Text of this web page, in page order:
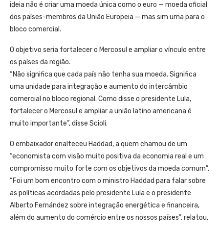
ideia não é criar uma moeda única como o euro — moeda oficial
dos países-membros da União Europeia — mas sim uma para o
bloco comercial.
O objetivo seria fortalecer o Mercosul e ampliar o vínculo entre
os países da região.
“Não significa que cada país não tenha sua moeda. Significa
uma unidade para integração e aumento do intercâmbio
comercial no bloco regional. Como disse o presidente Lula,
fortalecer o Mercosul e ampliar a união latino americana é
muito importante”, disse Scioli.
O embaixador enalteceu Haddad, a quem chamou de um
“economista com visão muito positiva da economia real e um
compromisso muito forte com os objetivos da moeda comum”.
“Foi um bom encontro com o ministro Haddad para falar sobre
as políticas acordadas pelo presidente Lula e o presidente
Alberto Fernández sobre integração energética e financeira,
além do aumento do comércio entre os nossos países”, relatou.